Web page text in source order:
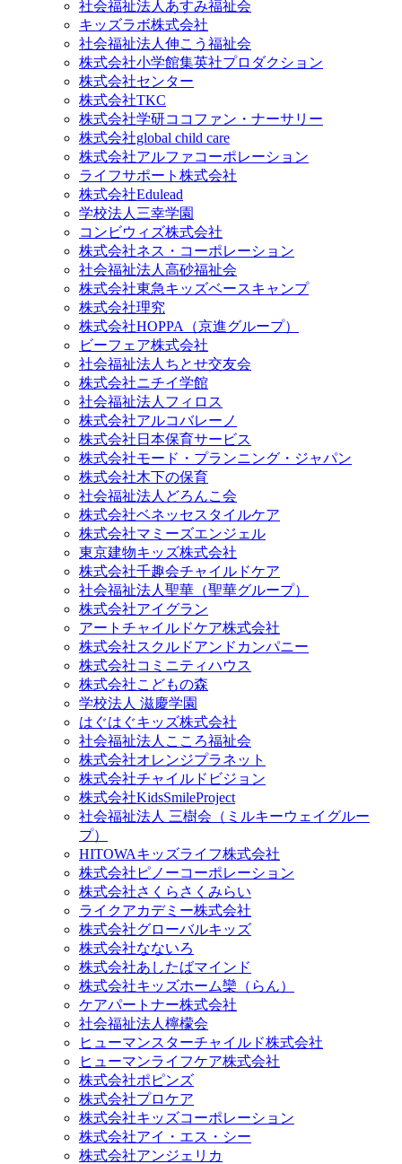
社会福祉法人あすみ福祉会
キッズラボ株式会社
社会福祉法人伸こう福祉会
株式会社小学館集英社プロダクション
株式会社センター
株式会社TKC
株式会社学研ココファン・ナーサリー
株式会社global child care
株式会社アルファコーポレーション
ライフサポート株式会社
株式会社Edulead
学校法人三幸学園
コンビウィズ株式会社
株式会社ネス・コーポレーション
社会福祉法人高砂福祉会
株式会社東急キッズベースキャンプ
株式会社理究
株式会社HOPPA（京進グループ）
ビーフェア株式会社
社会福祉法人ちとせ交友会
株式会社ニチイ学館
社会福祉法人フィロス
株式会社アルコバレーノ
株式会社日本保育サービス
株式会社モード・プランニング・ジャパン
株式会社木下の保育
社会福祉法人どろんこ会
株式会社ベネッセスタイルケア
株式会社マミーズエンジェル
東京建物キッズ株式会社
株式会社千趣会チャイルドケア
社会福祉法人聖華（聖華グループ）
株式会社アイグラン
アートチャイルドケア株式会社
株式会社スクルドアンドカンパニー
株式会社コミニティハウス
株式会社こどもの森
学校法人 滋慶学園
はぐはぐキッズ株式会社
社会福祉法人こころ福祉会
株式会社オレンジプラネット
株式会社チャイルドビジョン
株式会社KidsSmileProject
社会福祉法人 三樹会（ミルキーウェイグルー
プ）
HITOWAキッズライフ株式会社
株式会社ピノーコーポレーション
株式会社さくらさくみらい
ライクアカデミー株式会社
株式会社グローバルキッズ
株式会社なないろ
株式会社あしたばマインド
株式会社キッズホーム欒（らん）
ケアパートナー株式会社
社会福祉法人檸檬会
ヒューマンスターチャイルド株式会社
ヒューマンライフケア株式会社
株式会社ポピンズ
株式会社プロケア
株式会社キッズコーポレーション
株式会社アイ・エス・シー
株式会社アンジェリカ